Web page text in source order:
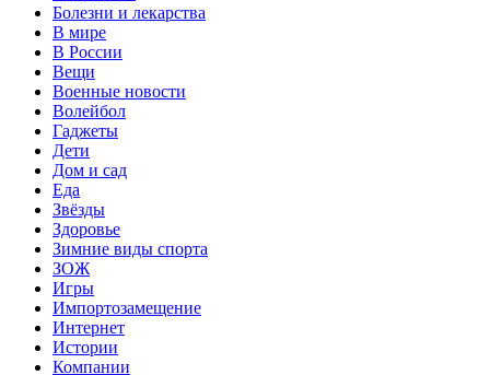
Болезни и лекарства
В мире
В России
Вещи
Военные новости
Волейбол
Гаджеты
Дети
Дом и сад
Еда
Звёзды
Здоровье
Зимние виды спорта
ЗОЖ
Игры
Импортозамещение
Интернет
Истории
Компании